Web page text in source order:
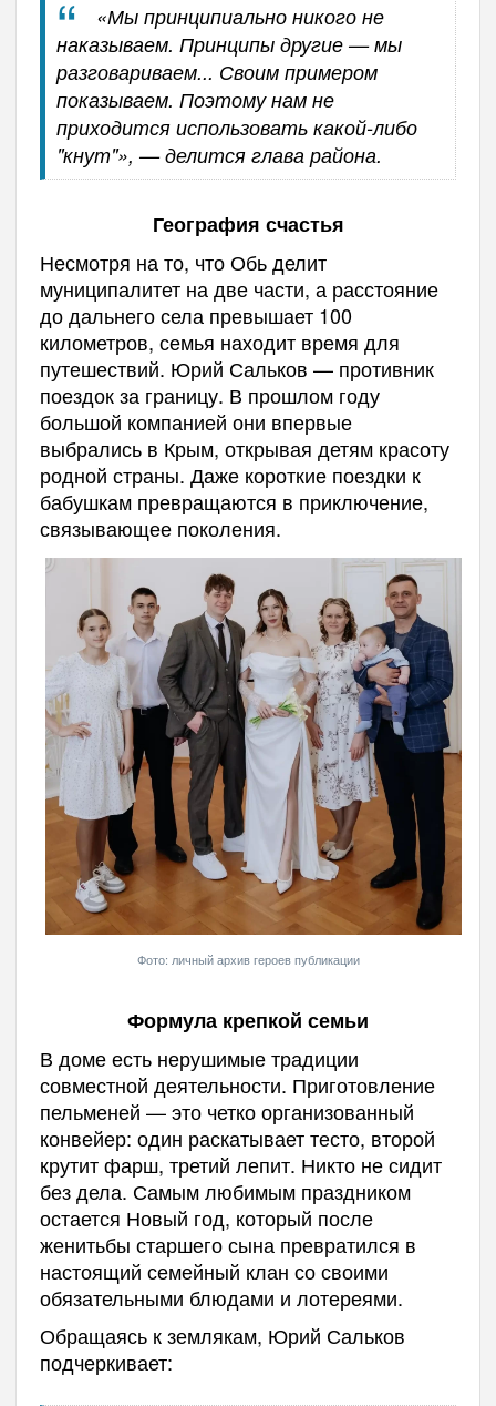
«Мы принципиально никого не
наказываем. Принципы другие — мы
разговариваем... Своим примером
показываем. Поэтому нам не
приходится использовать какой-либо
"кнут"», — делится глава района.
География счастья
Несмотря на то, что Обь делит
муниципалитет на две части, а расстояние
до дальнего села превышает 100
километров, семья находит время для
путешествий. Юрий Сальков — противник
поездок за границу. В прошлом году
большой компанией они впервые
выбрались в Крым, открывая детям красоту
родной страны. Даже короткие поездки к
бабушкам превращаются в приключение,
связывающее поколения.
Фото: личный архив героев публикации
Формула крепкой семьи
В доме есть нерушимые традиции
совместной деятельности. Приготовление
пельменей — это четко организованный
конвейер: один раскатывает тесто, второй
крутит фарш, третий лепит. Никто не сидит
без дела. Самым любимым праздником
остается Новый год, который после
женитьбы старшего сына превратился в
настоящий семейный клан со своими
обязательными блюдами и лотереями.
Обращаясь к землякам, Юрий Сальков
подчеркивает: